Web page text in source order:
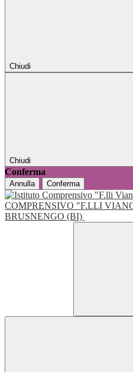
Chiudi
Chiudi
Conferma
Annulla Conferma
COMPRENSIVO "F.LLI
BRUSNENGO (BI)